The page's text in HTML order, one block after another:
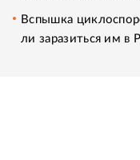
Вспышка
ли заразиться им в